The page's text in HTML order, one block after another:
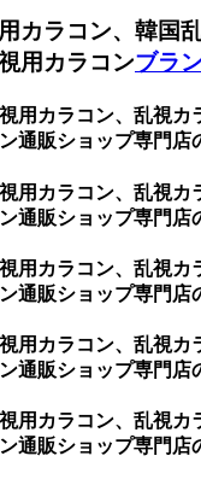
ラコン、韓国
用カラコンブラ
カラコン、乱視
通販ショップ専門店
カラコン、乱視
通販ショップ専門店
カラコン、乱視
通販ショップ専門店
カラコン、乱視
通販ショップ専門
カラコン、乱視
通販ショップ専門